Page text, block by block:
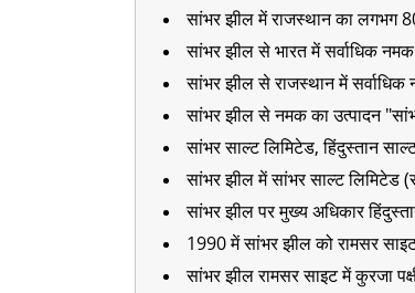
सांभर झील में राजस्थान का लगभग
सांभर झील से भारत में सर्वाधिक नमक
सांभर झील से राजस्थान में सर्वाधिक
सांभर झील से नमक का उत्पादन
सांभर साल्ट लिमिटेड, हिंदुस्तान
सांभर झील में सांभर साल्ट लिमिटेड
सांभर झील पर मुख्य अधिकार
1990 में सांभर झील को रामसर
सांभर झील रामसर साइट में कुरजा